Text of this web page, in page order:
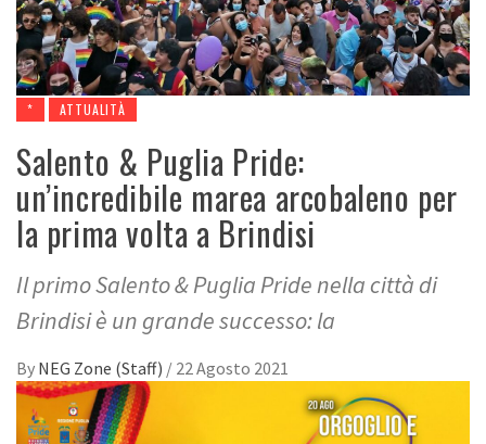
* ATTUALITÀ
Salento & Puglia Pride:
un’incredibile marea arcobaleno per
la prima volta a Brindisi
Il primo Salento & Puglia Pride nella città di
Brindisi è un grande successo: la
By NEG Zone (Staff) / 22 Agosto 2021